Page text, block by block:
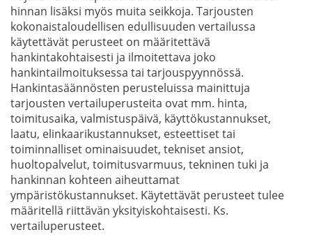
hinnan lisäksi myös muita seikkoja. Tarjousten
kokonaistaloudellisen edullisuuden vertailussa
käytettävät perusteet on määritettävä
hankintakohtaisesti ja ilmoitettava joko
hankintailmoituksessa tai tarjouspyynnössä.
Hankintasäännösten perusteluissa mainittuja
tarjousten vertailuperusteita ovat mm. hinta,
toimitusaika, valmistuspäivä, käyttökustannukset,
laatu, elinkaarikustannukset, esteettiset tai
toiminnalliset ominaisuudet, tekniset ansiot,
huoltopalvelut, toimitusvarmuus, tekninen tuki ja
hankinnan kohteen aiheuttamat
ympäristökustannukset. Käytettävät perusteet tulee
määritellä riittävän yksityiskohtaisesti. Ks.
vertailuperusteet.